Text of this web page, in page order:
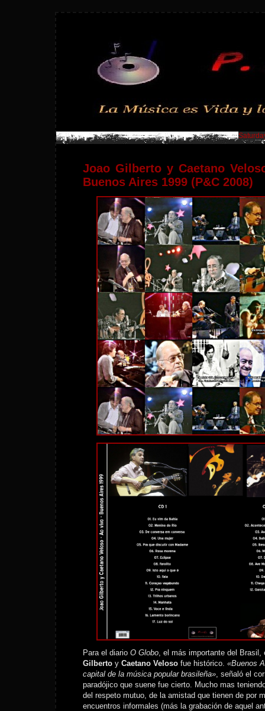
Joao Gilberto y Caetano
Buenos Aires 1999 (P&C 2008)
Para el diario O Globo, el más importante del
Gilberto y Caetano Veloso fue histórico. «Buenos
capital de la música popular brasileña», señaló el
paradójico que suene fue cierto. Mucho mas
del respeto mutuo, de la amistad que tienen de por
encuentros informales (más la grabación de aquel